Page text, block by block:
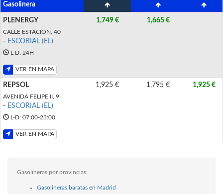
Gasolinera
PLENERGY
CALLE ESTACION, 40
- ESCORIAL (EL)
L-D: 24H
VER EN MAPA
1,749 € 1,665 €
REPSOL
AVENIDA FELIPE II, 9
- ESCORIAL (EL)
L-D: 07:00-23:00
VER EN MAPA
1,925 € 1,795 € 1,925 €
Gasolineras por provincias:
Gasolineras baratas en Madrid